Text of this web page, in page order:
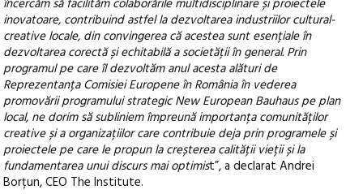
încercăm să facilităm colaborările multidisciplinare și proiectele
inovatoare, contribuind astfel la dezvoltarea industriilor cultural-
creative locale, din convingerea că acestea sunt esențiale în
dezvoltarea corectă și echitabilă a societății în general. Prin
programul pe care îl dezvoltăm anul acesta alături de
Reprezentanța Comisiei Europene în România în vederea
promovării programului strategic New European Bauhaus pe plan
local, ne dorim să subliniem împreună importanța comunităților
creative și a organizațiilor care contribuie deja prin programele și
proiectele pe care le propun la creșterea calității vieții și la
fundamentarea unui discurs mai optimist”, a declarat Andrei
Borțun, CEO The Institute.